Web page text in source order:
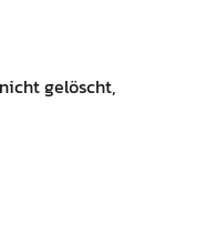
gelöscht,